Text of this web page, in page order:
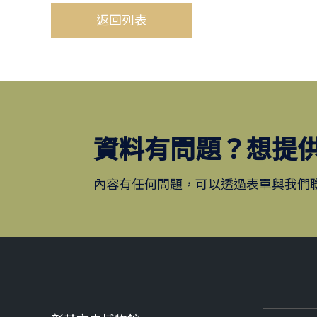
返回列表
資料有問題？想提
內容有任何問題，可以透過表單與我們